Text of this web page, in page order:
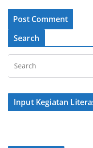
Search
Input Kegiatan